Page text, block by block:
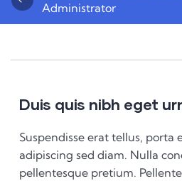
Administrator
Duis quis nibh eget
Suspendisse erat tellus, porta
adipiscing sed diam. Nulla
pellentesque pretium.